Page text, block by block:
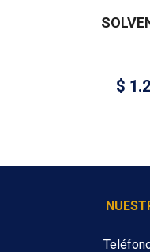
$